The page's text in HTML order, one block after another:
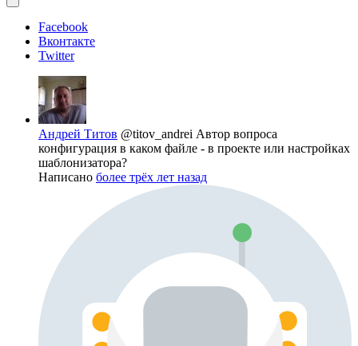
Facebook
Вконтакте
Twitter
Андрей Титов @titov_andrei Автор вопроса
конфигурация в каком файле - в проекте или настройках
шаблонизатора?
Написано более трёх лет назад